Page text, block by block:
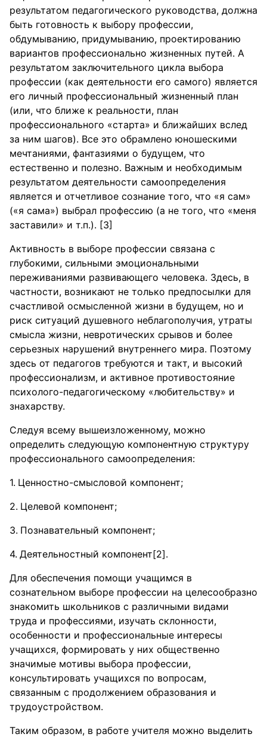
результатом педагогического руководства, должна
быть готовность к выбору профессии,
обдумыванию, придумыванию, проектированию
вариантов профессионально жизненных путей. А
результатом заключительного цикла выбора
профессии (как деятельности его самого) является
его личный профессиональный жизненный план
(или, что ближе к реальности, план
профессионального «старта» и ближайших вслед
за ним шагов). Все это обрамлено юношескими
мечтаниями, фантазиями о будущем, что
естественно и полезно. Важным и необходимым
результатом деятельности самоопределения
является и отчетливое сознание того, что «я сам»
(«я сама») выбрал профессию (а не того, что «меня
заставили» и т.п.). [3]
Активность в выборе профессии связана с
глубокими, сильными эмоциональными
переживаниями развивающего человека. Здесь, в
частности, возникают не только предпосылки для
счастливой осмысленной жизни в будущем, но и
риск ситуаций душевного неблагополучия, утраты
смысла жизни, невротических срывов и более
серьезных нарушений внутреннего мира. Поэтому
здесь от педагогов требуются и такт, и высокий
профессионализм, и активное противостояние
психолого-педагогическому «любительству» и
знахарству.
Следуя всему вышеизложенному, можно
определить следующую компонентную структуру
профессионального самоопределения:
Ценностно-смысловой компонент;
Целевой компонент;
Познавательный компонент;
Деятельностный компонент[2].
Для обеспечения помощи учащимся в
сознательном выборе профессии на целесообразно
знакомить школьников с различными видами
труда и профессиями, изучать склонности,
особенности и профессиональные интересы
учащихся, формировать у них общественно
значимые мотивы выбора профессии,
консультировать учащихся по вопросам,
связанным с продолжением образования и
трудоустройством.
Таким образом, в работе учителя можно выделить